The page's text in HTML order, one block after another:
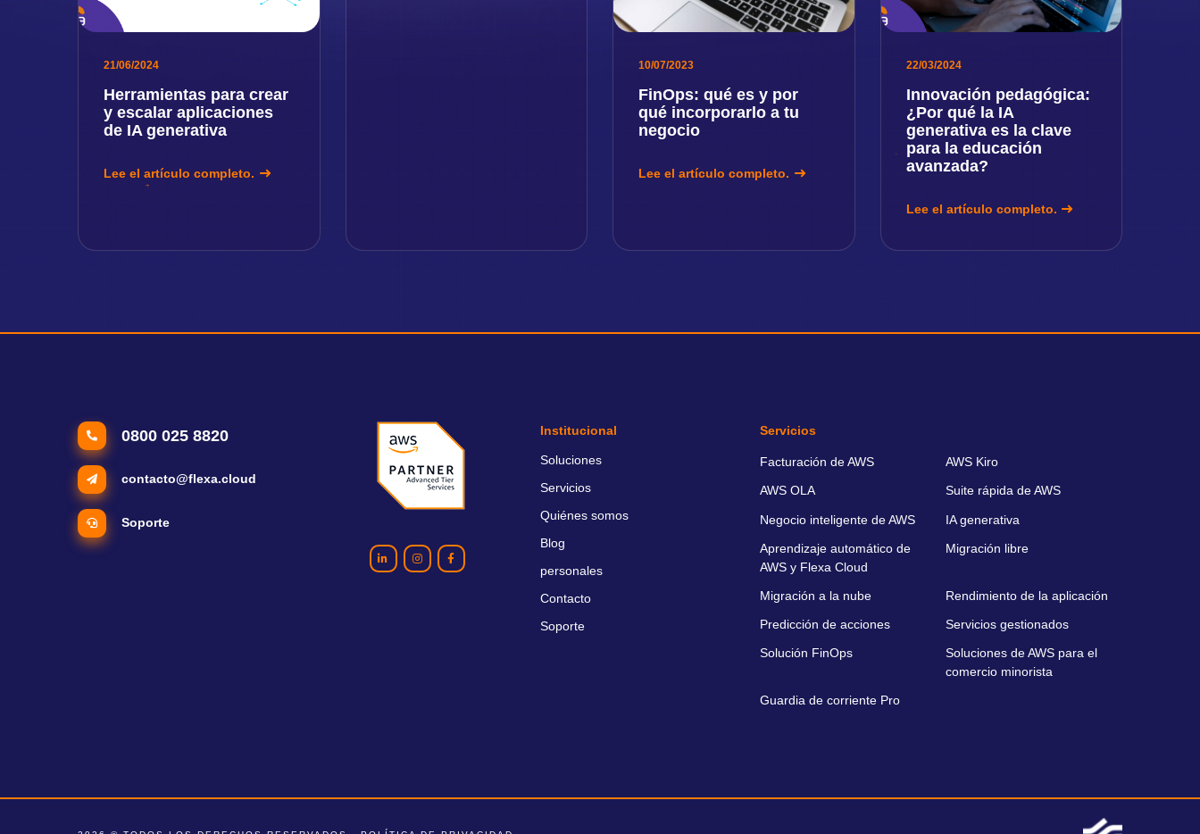
21/06/2024
Herramientas para crear
y escalar aplicaciones
de IA generativa
Lee el artículo completo.
10/07/2023
FinOps: qué es y por
qué incorporarlo a tu
negocio
Lee el artículo completo.
22/03/2024
Innovación pedagógica:
¿Por qué la IA
generativa es la clave
para la educación
avanzada?
Lee el artículo completo.
0800 025 8820
contacto@flexa.cloud
Soporte
Institucional
Soluciones
Servicios
Quiénes somos
Blog
personales
Contacto
Soporte
Servicios
Facturación de AWS AWS Kiro
AWS OLA Suite rápida de AWS
Negocio inteligente de AWS IA generativa
Aprendizaje automático de
AWS y Flexa Cloud
Migración libre
Migración a la nube Rendimiento de la aplicación
Predicción de acciones Servicios gestionados
Solución FinOps
Soluciones de AWS para el
comercio minorista
Guardia de corriente Pro